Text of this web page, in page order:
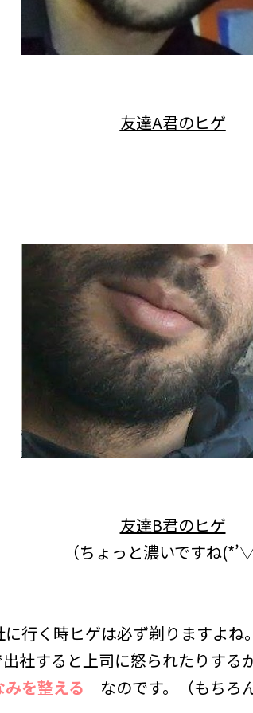
友達A君のヒゲ
友達B君のヒゲ
（ちょっと濃いですね
行く時ヒゲは必ず剃りますよね
社すると上司に怒られたりする
を整える
なのです。（もちろ